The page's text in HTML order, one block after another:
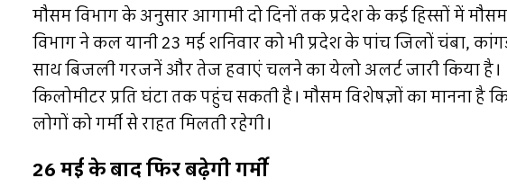
मौसम विभाग के अनुसार आगामी दो दिनों तक प्रदेश के कई हिस्सों में
विभाग ने कल यानी 23 मई शनिवार को भी प्रदेश के पांच जिलों चंबा,
साथ बिजली गरजनें और तेज हवाएं चलने का येलो अलर्ट जारी किया है।
किलोमीटर प्रति घंटा तक पहुंच सकती है। मौसम विशेषज्ञों का मानना है
लोगों को गर्मी से राहत मिलती रहेगी।
26 मई के बाद फिर बढ़ेगी गर्मी